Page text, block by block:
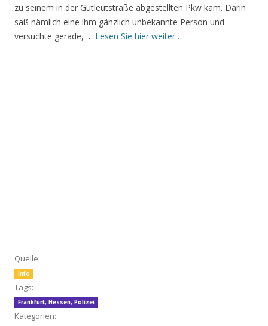
zu seinem in der Gutleutstraße abgestellten Pkw kam. Darin
saß nämlich eine ihm gänzlich unbekannte Person und
versuchte gerade, … Lesen Sie hier weiter…
Quelle:
Info
Tags:
Frankfurt, Hessen, Polizei
Kategorien: